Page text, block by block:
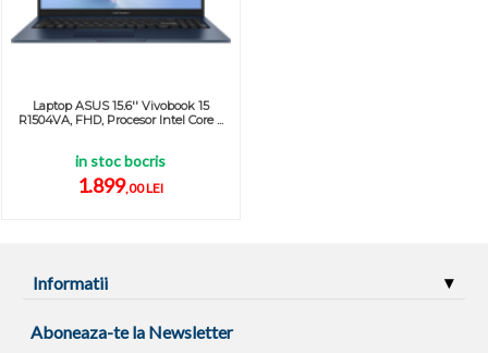
Laptop ASUS 15.6'' Vivobook 15
R1504VA, FHD, Procesor Intel Core ...
in stoc bocris
1.899,00 LEI
Informatii
Aboneaza-te la Newsletter